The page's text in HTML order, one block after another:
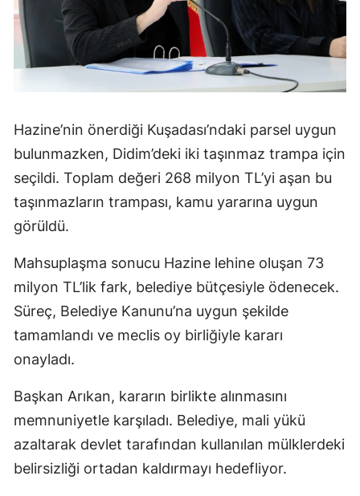
Hazine’nin önerdiği Kuşadası’ndaki parsel uygun
bulunmazken, Didim’deki iki taşınmaz trampa için
seçildi. Toplam değeri 268 milyon TL’yi aşan bu
taşınmazların trampası, kamu yararına uygun
görüldü.
Mahsuplaşma sonucu Hazine lehine oluşan 73
milyon TL’lik fark, belediye bütçesiyle ödenecek.
Süreç, Belediye Kanunu’na uygun şekilde
tamamlandı ve meclis oy birliğiyle kararı
onayladı.
Başkan Arıkan, kararın birlikte alınmasını
memnuniyetle karşıladı. Belediye, mali yükü
azaltarak devlet tarafından kullanılan mülklerdeki
belirsizliği ortadan kaldırmayı hedefliyor.